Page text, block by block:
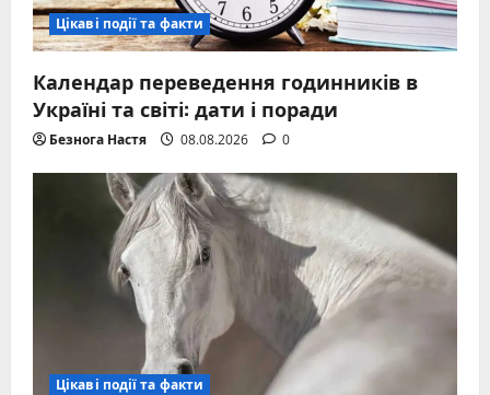
Цікаві події та факти
Календар переведення годинників в
Україні та світі: дати і поради
Безнога Настя 08.08.2026 0
Цікаві події та факти